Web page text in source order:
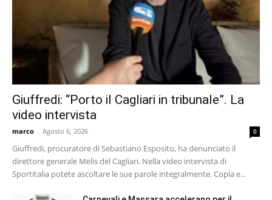
Giuffredi: “Porto il Cagliari in tribunale”. La
video intervista
marco - Agosto 6, 2026 0
Giuffredi, procuratore di Sebastiano Esposito, ha denunciato il
direttore generale Melis del Cagliari. Nella video intervista di
Sportitalia potete ascoltare le sue parole integralmente. Copia e...